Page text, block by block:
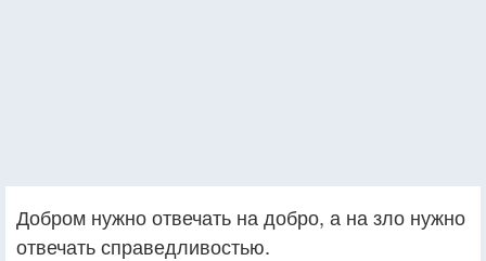
Добром нужно отвечать на добро, а на зло нужно
отвечать справедливостью.